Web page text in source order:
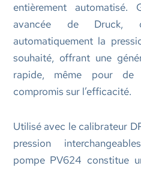
entièrement
avancée de Druck,
automatiquement la
souhaité, offrant une
rapide, même pour de
compromis sur l’efficacité.
Utilisé avec le calibrateur
pression
pompe PV624 constitue